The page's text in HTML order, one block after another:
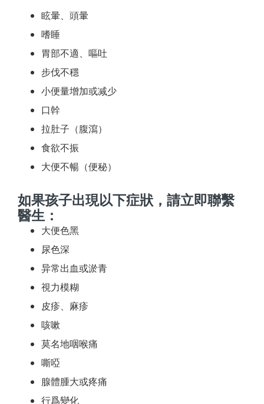
眩暈、頭暈
嗜睡
胃部不適、嘔吐
步伐不穩
小便量增加或减少
口幹
拉肚子（腹瀉）
食欲不振
大便不暢（便秘）
如果孩子出現以下症狀，請立即聯繫
醫生：
大便色黑
尿色深
异常出血或淤青
視力模糊
皮疹、麻疹
咳嗽
莫名地咽喉痛
嘶啞
腺體腫大或疼痛
行爲變化